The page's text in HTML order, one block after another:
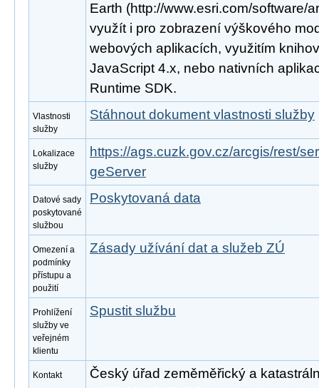
Earth (http://www.esri.com/software/
využít i pro zobrazení výškového
webových aplikacích, využitím
JavaScript 4.x, nebo nativních
Runtime SDK.
Vlastnosti
služby
Stáhnout dokument vlastnosti služby
Lokalizace
služby
https://ags.cuzk.gov.cz/arcgis/rest/
geServer
Datové sady
poskytované
službou
Poskytovaná data
Omezení a
podmínky
přístupu a
použití
Zásady užívání dat a služeb ZÚ
Prohlížení
služby ve
veřejném
klientu
Spustit službu
Kontakt
Český úřad zeměměřický a